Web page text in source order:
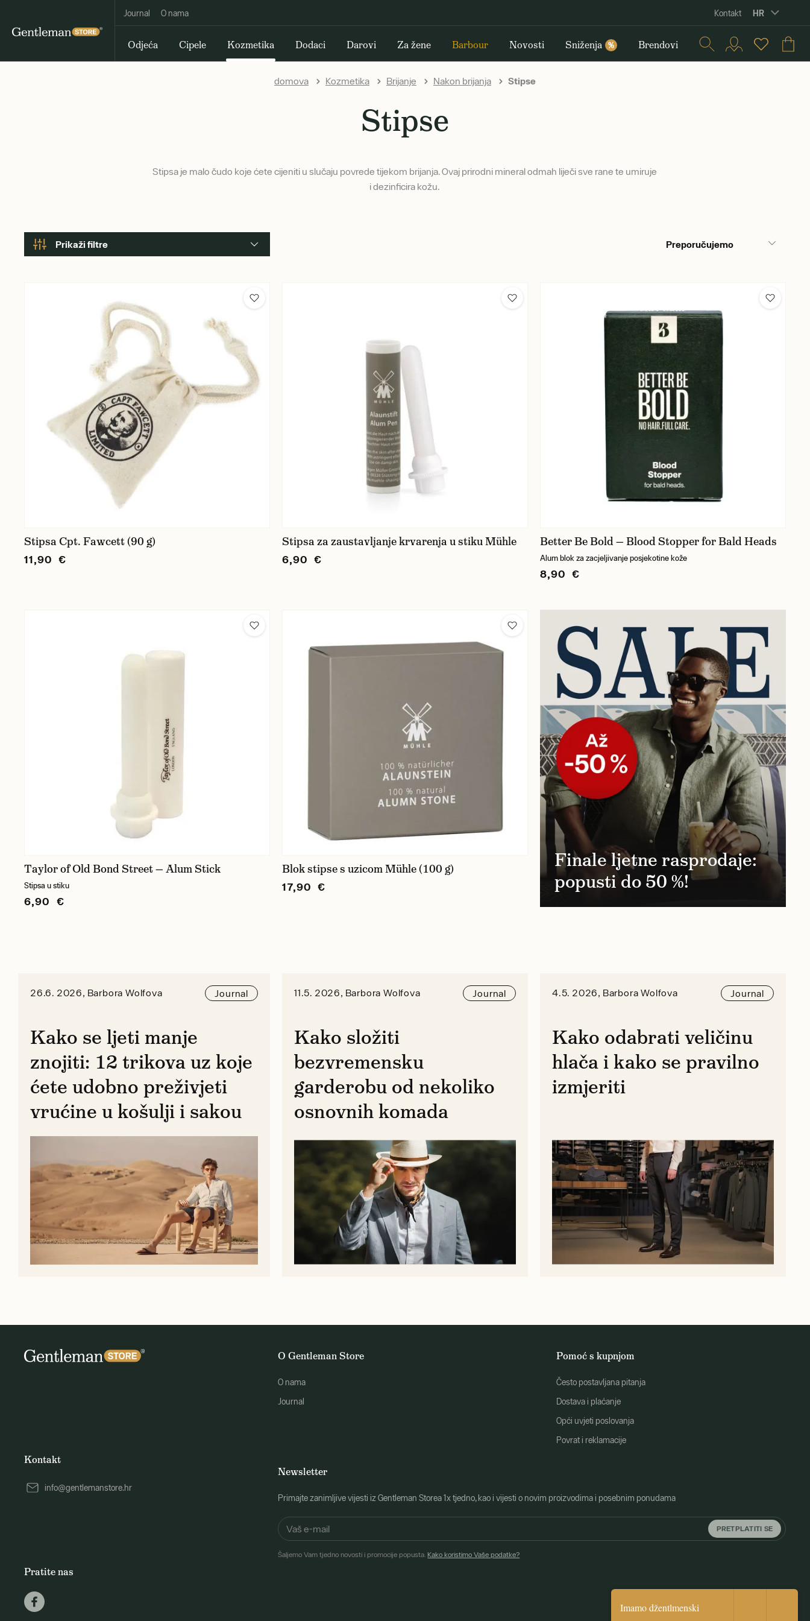
Journal O nama Kontakt HR
Odjeća Cipele Kozmetika Dodaci Darovi Za žene Barbour Novosti Sniženja % Brendovi
domova Kozmetika Brijanje Nakon brijanja Stipse
Stipse
Stipsa je malo čudo koje ćete cijeniti u slučaju povrede tijekom brijanja. Ovaj prirodni mineral odmah liječi sve rane te umiruje
i dezinficira kožu.
Prikaži filtre Preporučujemo
Stipsa Cpt. Fawcett (90 g)
11,90 €
Stipsa za zaustavljanje krvarenja u stiku Mühle
6,90 €
Better Be Bold — Blood Stopper for Bald Heads
Alum blok za zacjeljivanje posjekotine kože
8,90 €
Taylor of Old Bond Street — Alum Stick
Stipsa u stiku
6,90 €
Blok stipse s uzicom Mühle (100 g)
17,90 €
Finale ljetne rasprodaje:
popusti do 50 %!
26.6. 2026, Barbora Wolfova Journal
Kako se ljeti manje
znojiti: 12 trikova uz koje
ćete udobno preživjeti
vrućine u košulji i sakou
11.5. 2026, Barbora Wolfova Journal
Kako složiti
bezvremensku
garderobu od nekoliko
osnovnih komada
4.5. 2026, Barbora Wolfova Journal
Kako odabrati veličinu
hlača i kako se pravilno
izmjeriti
O Gentleman Store
O nama
Journal
Pomoć s kupnjom
Često postavljana pitanja
Dostava i plaćanje
Opći uvjeti poslovanja
Povrat i reklamacije
Newsletter
Primajte zanimljive vijesti iz Gentleman Storea 1x tjedno, kao i vijesti o novim proizvodima i posebnim ponudama
PRETPLATITI SE
Šaljemo Vam tjedno novosti i promocije popusta. Kako koristimo Vaše podatke?
Kontakt
info@gentlemanstore.hr
Pratite nas
Imamo džentlmenski